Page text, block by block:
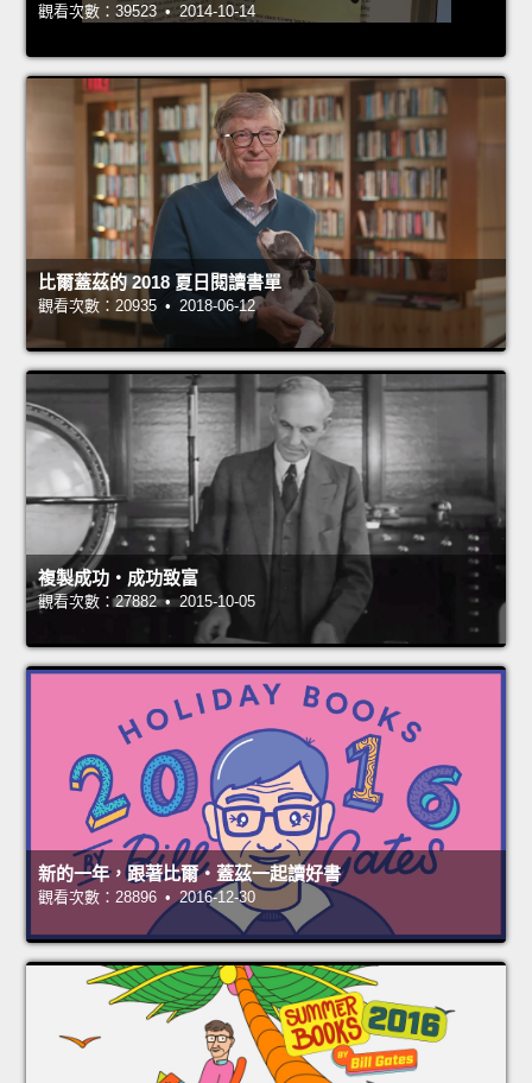
觀看次數：39523 • 2014-10-14
比爾蓋茲的 2018 夏日閱讀書單
觀看次數：20935 • 2018-06-12
複製成功‧成功致富
觀看次數：27882 • 2015-10-05
新的一年，跟著比爾‧蓋茲一起讀好書
觀看次數：28896 • 2016-12-30